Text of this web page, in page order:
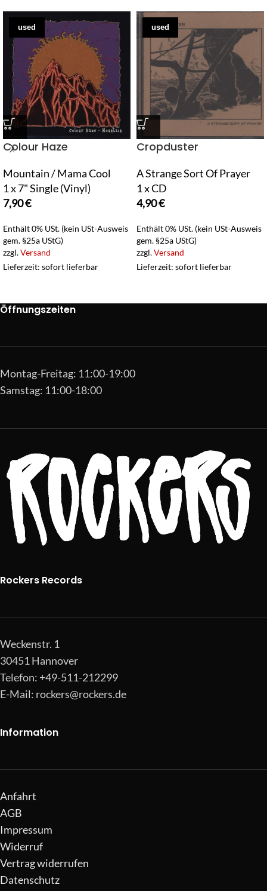
used
Colour Haze
Mountain / Mama Cool
1 x 7" Single (Vinyl)
7,90€
Enthält 0% USt. (kein USt-Ausweis
gem. §25a UStG)
zzgl.Versand
Lieferzeit: sofort lieferbar
used
Cropduster
A Strange Sort Of Prayer
1 x CD
4,90€
Enthält 0% USt. (kein USt-Ausweis
gem. §25a UStG)
zzgl.Versand
Lieferzeit: sofort lieferbar
Öffnungszeiten
Montag-Freitag: 11:00-19:00
Samstag: 11:00-18:00
Rockers Records
Weckenstr. 1
30451 Hannover
Telefon: +49-511-212299
E-Mail: rockers@rockers.de
Information
Anfahrt
AGB
Impressum
Widerruf
Vertrag widerrufen
Datenschutz